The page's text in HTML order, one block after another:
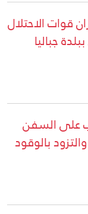
قوات الاحتلال
جباليا
على السفن
بالوقود